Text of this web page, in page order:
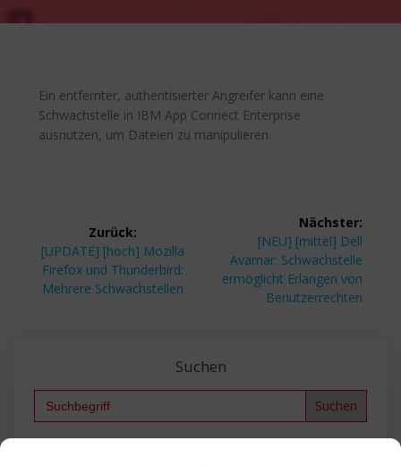
Ein entfernter, authentisierter Angreifer kann eine
Schwachstelle in IBM App Connect Enterprise
ausnutzen, um Dateien zu manipulieren.
Zurück:
Vorheriger
Beitrag:
[UPDATE] [hoch] Mozilla
Firefox und Thunderbird:
Mehrere Schwachstellen
Nächster:
Nächster
Beitrag:
[NEU] [mittel] Dell
Avamar: Schwachstelle
ermöglicht Erlangen von
Benutzerrechten
Suchen
Search